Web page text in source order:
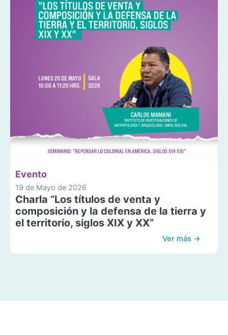
Evento
19 de Mayo de 2026
Charla “Los títulos de venta y
composición y la defensa de la tierra y
el territorio, siglos XIX y XX”
Ver más →